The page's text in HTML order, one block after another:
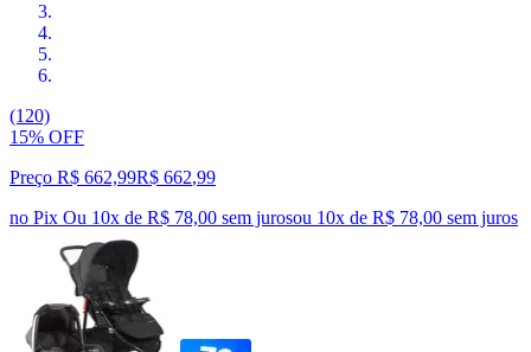
(120)
15% OFF
Preço R$ 662,99R$ 662,99
no Pix Ou 10x de R$ 78,00 sem jurosou 10x de R$ 78,00 sem juros